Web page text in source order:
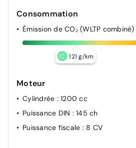
Consommation
Émission de CO₂ (WLTP combiné)
C 121 g/km
Moteur
Cylindrée : 1200 cc
Puissance DIN : 145 ch
Puissance fiscale : 8 CV